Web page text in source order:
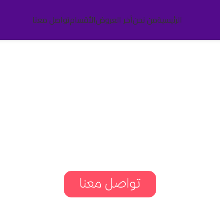
الرئيسيةمن نحنأخر العروضالأقسامتواصل معنا
تواصل معنا